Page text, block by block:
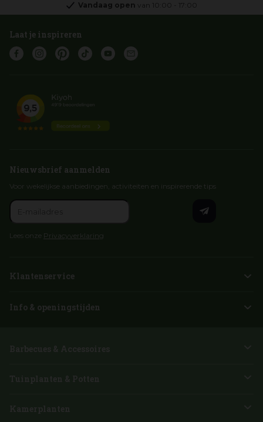
Vandaag open van 10:00 17:00
Laat je inspireren
Nieuwsbrief aanmelden
Voor wekelijkse aanbiedingen, activiteiten en inspirerende tips
Lees onze Privacyverklaring
Klantenservice
Info & openingstijden